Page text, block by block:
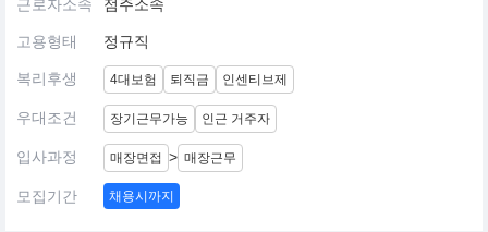
근로자소속 점주소속
고용형태 정규직
복리후생 4대보험 퇴직금 인센티브제
우대조건 장기근무가능 인근 거주자
입사과정 매장면접 > 매장근무
모집기간 채용시까지